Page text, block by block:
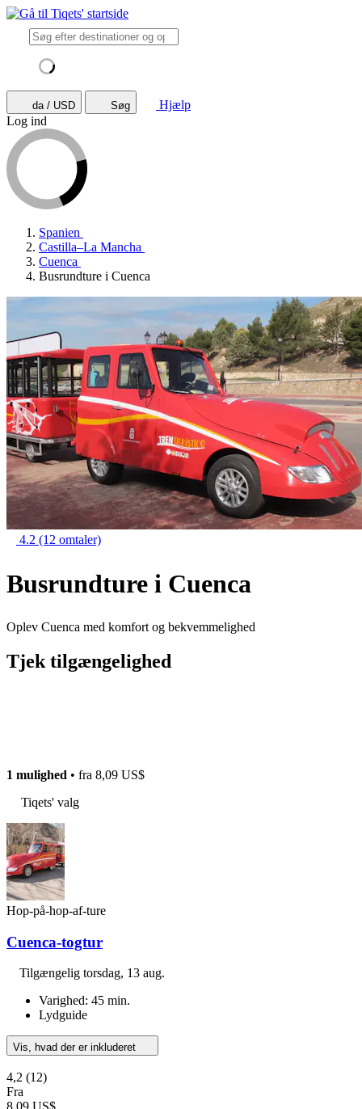
da / USD Søg
Hjælp
Log ind
Spanien
Castilla–La Mancha
Cuenca
Busrundture i Cuenca
4.2 (12 omtaler)
Busrundture i Cuenca
Oplev Cuenca med komfort og bekvemmelighed
Tjek tilgængelighed
1 mulighed • fra 8,09 US$
Tiqets' valg
Hop-på-hop-af-ture
Cuenca-togtur
Tilgængelig torsdag, 13 aug.
Varighed: 45 min.
Lydguide
Vis, hvad der er inkluderet
4,2 (12)
Fra